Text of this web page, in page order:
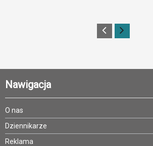
Nawigacja
O nas
Dziennikarze
Reklama